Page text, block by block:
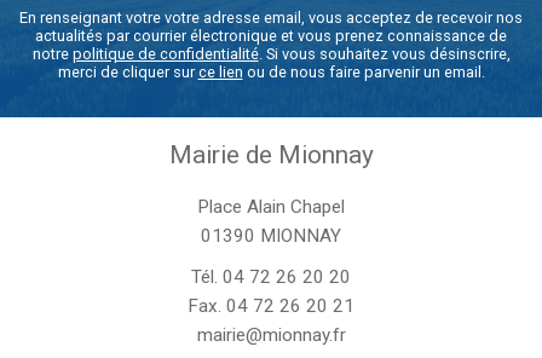
En renseignant votre votre adresse email, vous acceptez de recevoir nos
actualités par courrier électronique et vous prenez connaissance de
notre politique de confidentialité. Si vous souhaitez vous désinscrire,
merci de cliquer surce lien ou de nous faire parvenir un email.
Mairie de Mionnay
Place Alain Chapel
01390 MIONNAY
Tél. 04 72 26 20 20
Fax. 04 72 26 20 21
mairie@mionnay.fr